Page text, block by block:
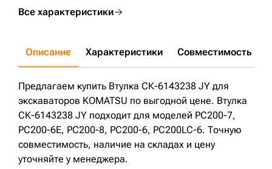
Все характеристики
Описание Характеристики Совместимость
Предлагаем купить Втулка СК-6143238 JY для
экскаваторов KOMATSU по выгодной цене. Втулка
СК-6143238 JY подходит для моделей PC200-7,
PC200-6E, PC200-8, PC200-6, PC200LC-6. Точную
совместимость, наличие на складах и цену
уточняйте у менеджера.